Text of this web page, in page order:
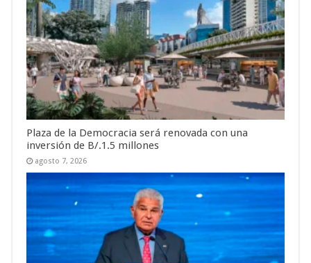
Plaza de la Democracia será renovada con una
inversión de B/.1.5 millones
agosto 7, 2026